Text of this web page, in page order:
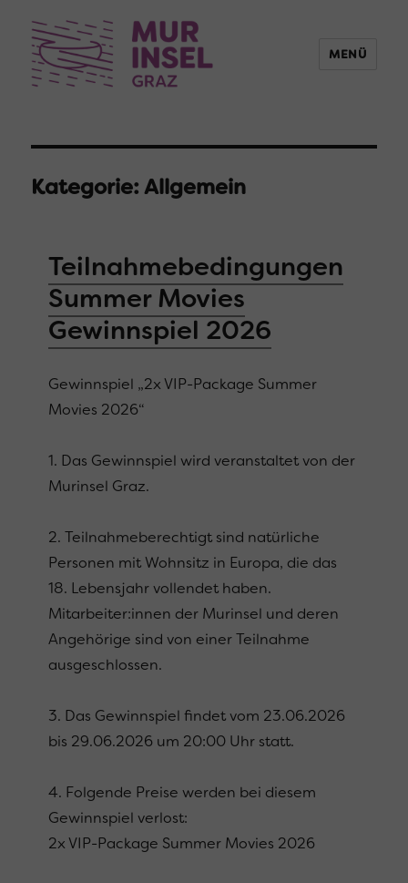
MENÜ
Kategorie:Allgemein
Teilnahmebedingungen
Summer Movies
Gewinnspiel 2026
Gewinnspiel „2x VIP-Package Summer
Movies 2026“
1. Das Gewinnspiel wird veranstaltet von der
Murinsel Graz.
2. Teilnahmeberechtigt sind natürliche
Personen mit Wohnsitz in Europa, die das
18. Lebensjahr vollendet haben.
Mitarbeiter:innen der Murinsel und deren
Angehörige sind von einer Teilnahme
ausgeschlossen.
3. Das Gewinnspiel findet vom 23.06.2026
bis 29.06.2026 um 20:00 Uhr statt.
4. Folgende Preise werden bei diesem
Gewinnspiel verlost:
2x VIP-Package Summer Movies 2026